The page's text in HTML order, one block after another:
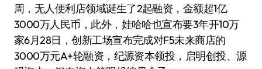
周，无人便利店领域诞生了2起融资，金额超1亿
3000万人民币，此外，娃哈哈也宣布要3年开10万
家6月28日，创新工场宣布完成对F5未来商店的
3000万元A+轮融资，纪源资本领投，启明创投、源